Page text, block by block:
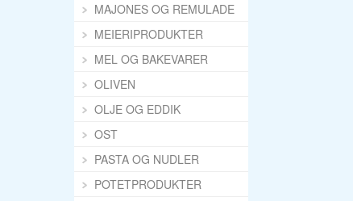
MAJONES OG REMULADE
MEIERIPRODUKTER
MEL OG BAKEVARER
OLIVEN
OLJE OG EDDIK
OST
PASTA OG NUDLER
POTETPRODUKTER